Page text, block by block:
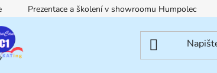
Prezentace a školení v showroomu Humpolec